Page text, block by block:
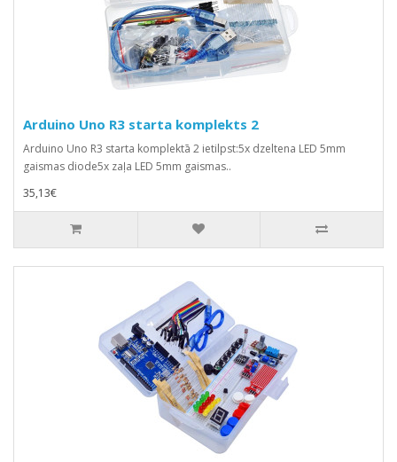
Arduino Uno R3 starta komplekts 2
Arduino Uno R3 starta komplektā 2 ietilpst:5x dzeltena LED 5mm
gaismas diode5x zaļa LED 5mm gaismas..
35,13€